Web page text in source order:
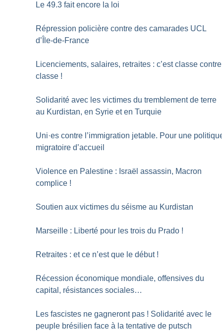
Le 49.3 fait encore la loi
Répression policière contre des camarades UCL
d’Île-de-France
Licenciements, salaires, retraites : c’est classe contre
classe !
Solidarité avec les victimes du tremblement de terre
au Kurdistan, en Syrie et en Turquie
Uni·es contre l’immigration jetable. Pour une
migratoire d’accueil
Violence en Palestine : Israël assassin, Macron
complice !
Soutien aux victimes du séisme au Kurdistan
Marseille : Liberté pour les trois du Prado !
Retraites : et ce n’est que le début !
Récession économique mondiale, offensives du
capital, résistances sociales…
Les fascistes ne gagneront pas ! Solidarité avec le
peuple brésilien face à la tentative de putsch